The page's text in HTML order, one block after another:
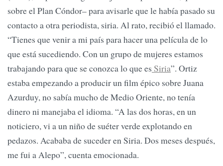
sobre el Plan Cóndor– para avisarle que le había pasado su
contacto a otra periodista, siria. Al rato, recibió el llamado.
“Tienes que venir a mi país para hacer una película de lo
que está sucediendo. Con un grupo de mujeres estamos
trabajando para que se conozca lo que es Siria”. Ortiz
estaba empezando a producir un film épico sobre Juana
Azurduy, no sabía mucho de Medio Oriente, no tenía
dinero ni manejaba el idioma. “A las dos horas, en un
noticiero, vi a un niño de suéter verde explotando en
pedazos. Acababa de suceder en Siria. Dos meses después,
me fui a Alepo”, cuenta emocionada.